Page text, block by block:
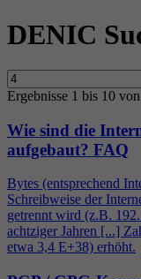
DENIC
Ergebnisse 1 bis 10
Wie sind die
aufgebaut? FAQ
Bytes (entsprechend
Schreibweise der
getrennt wird (z.B.
achtziger Jahren [...]
etwa 3,4 E+38) erhöht.